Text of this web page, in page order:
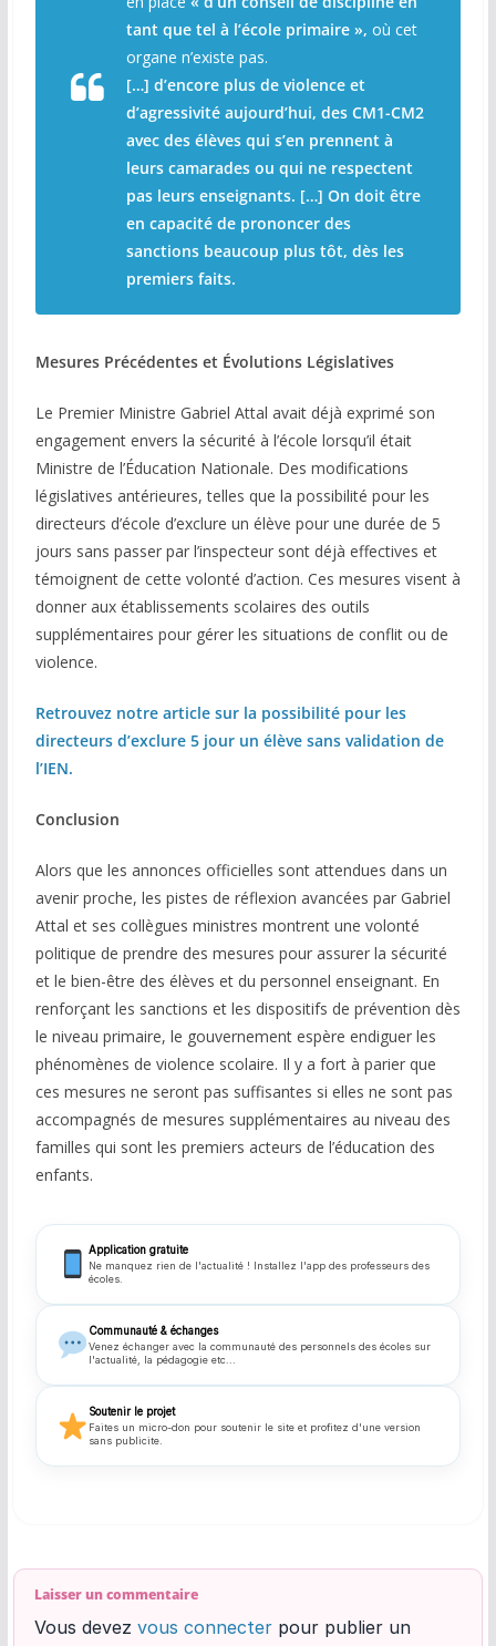
tant que tel à l’école primaire », où cet
organe n’existe pas.
[…] d’encore plus de violence et
d’agressivité aujourd’hui, des CM1-CM2
avec des élèves qui s’en prennent à
leurs camarades ou qui ne respectent
pas leurs enseignants. […] On doit être
en capacité de prononcer des
sanctions beaucoup plus tôt, dès les
premiers faits.
Mesures Précédentes et Évolutions Législatives
Le Premier Ministre Gabriel Attal avait déjà exprimé son
engagement envers la sécurité à l’école lorsqu’il était
Ministre de l’Éducation Nationale. Des modifications
législatives antérieures, telles que la possibilité pour les
directeurs d’école d’exclure un élève pour une durée de 5
jours sans passer par l’inspecteur sont déjà effectives et
témoignent de cette volonté d’action. Ces mesures visent à
donner aux établissements scolaires des outils
supplémentaires pour gérer les situations de conflit ou de
violence.
Retrouvez notre article sur la possibilité pour les
directeurs d’exclure 5 jour un élève sans validation de
l’IEN.
Conclusion
Alors que les annonces officielles sont attendues dans un
avenir proche, les pistes de réflexion avancées par Gabriel
Attal et ses collègues ministres montrent une volonté
politique de prendre des mesures pour assurer la sécurité
et le bien-être des élèves et du personnel enseignant. En
renforçant les sanctions et les dispositifs de prévention dès
le niveau primaire, le gouvernement espère endiguer les
phénomènes de violence scolaire. Il y a fort à parier que
ces mesures ne seront pas suffisantes si elles ne sont pas
accompagnés de mesures supplémentaires au niveau des
familles qui sont les premiers acteurs de l’éducation des
enfants.
Application gratuite
Ne manquez rien de l'actualité ! Installez l'app des professeurs des
écoles.
Communauté & échanges
Venez échanger avec la communauté des personnels des écoles sur
l'actualité, la pédagogie etc...
Soutenir le projet
Faites un micro-don pour soutenir le site et profitez d'une version
sans publicite.
Laisser un commentaire
Vous devez vous connecterpour publier un